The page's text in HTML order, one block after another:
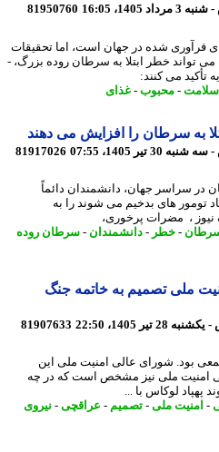
81950760
شده در جهان است، اما تحقیقات
خطر ابتلا به سرطان روده بزرگ، -
می کنند:
-محبوب-غذای
81917026
سراسر جهان، دانشمندان دائماً
های بدخیم می شوند را به
، مضرات پرخوری،
-خطر-دانشمندان- سرطان روده
تصمیم به خاتمه جنگ
81907633
شورای عالی امنیت ملی این
ملی نیز مشخص است که در چه
ملی -تصمیم-عراقچی-نیروی